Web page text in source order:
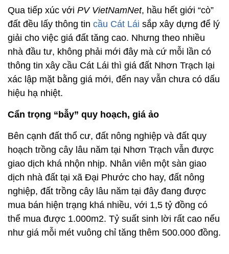
Qua tiếp xúc với PV VietNamNet, hầu hết giới “cò”
đất đều lấy thông tin cầu Cát Lái sắp xây dựng để lý
giải cho việc giá đất tăng cao. Nhưng theo nhiều
nhà đầu tư, không phải mới đây mà cứ mỗi lần có
thông tin xây cầu Cát Lái thì giá đất Nhơn Trạch lại
xác lập mặt bằng giá mới, đến nay vẫn chưa có dấu
hiệu hạ nhiệt.
Cẩn trọng “bẫy” quy hoạch, giá ảo
Bên cạnh đất thổ cư, đất nông nghiệp và đất quy
hoạch trồng cây lâu năm tại Nhơn Trạch vẫn được
giao dịch khá nhộn nhịp. Nhân viên một sàn giao
dịch nhà đất tại xã Đại Phước cho hay, đất nông
nghiệp, đất trồng cây lâu năm tại đây đang được
mua bán hiện trạng khá nhiều, với 1,5 tỷ đồng có
thể mua được 1.000m2. Tỷ suất sinh lời rất cao nếu
như giá mỗi mét vuông chỉ tăng thêm 500.000 đồng.